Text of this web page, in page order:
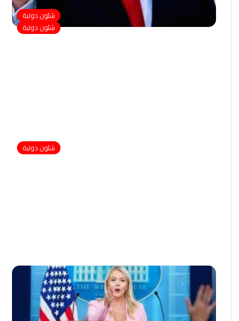
شئون دولية
شئون دولية
شئون دولية